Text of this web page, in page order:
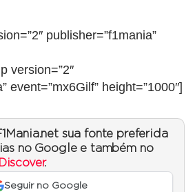
publisher=”f1mania”
version=”2″
event=”mx6Gilf” height=”1000″]
sua fonte preferida
no Google e também no
.
Seguir no Google